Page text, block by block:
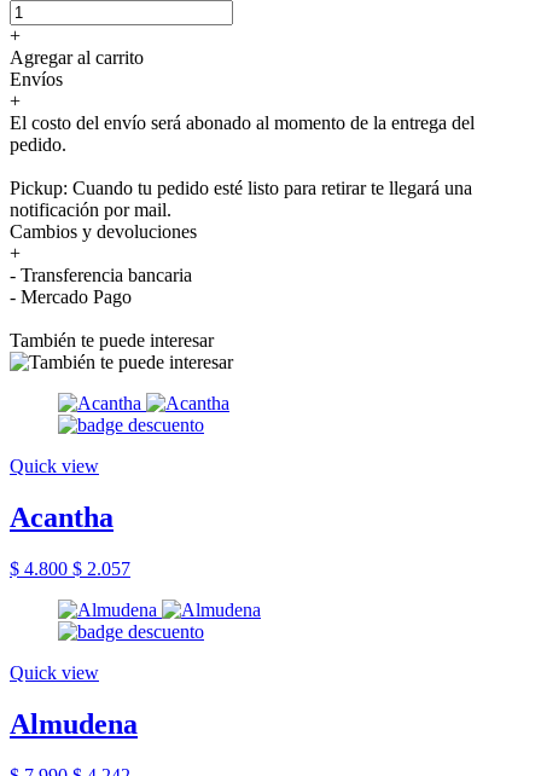
+
Agregar al carrito
Envíos
+
El costo del envío será abonado al momento de la entrega del
pedido.
Pickup: Cuando tu pedido esté listo para retirar te llegará una
notificación por mail.
Cambios y devoluciones
+
- Transferencia bancaria
- Mercado Pago
También te puede interesar
Quick view
Acantha
$ 4.800 $ 2.057
Quick view
Almudena